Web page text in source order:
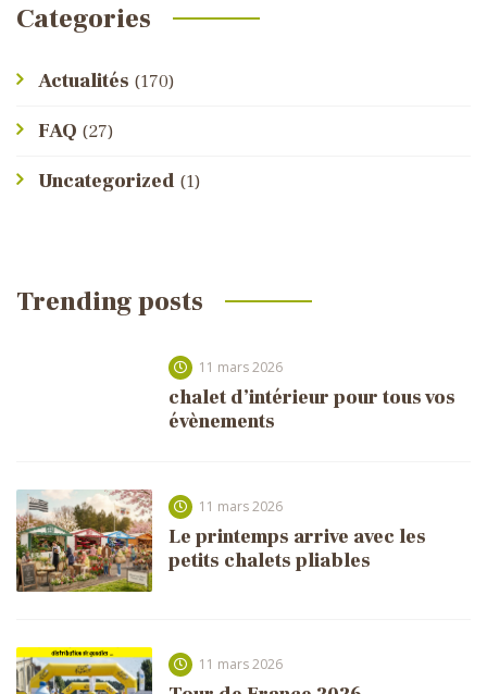
Categories
Actualités (170)
FAQ (27)
Uncategorized (1)
Trending posts
11 mars 2026
chalet d’intérieur pour tous vos
évènements
11 mars 2026
Le printemps arrive avec les
petits chalets pliables
11 mars 2026